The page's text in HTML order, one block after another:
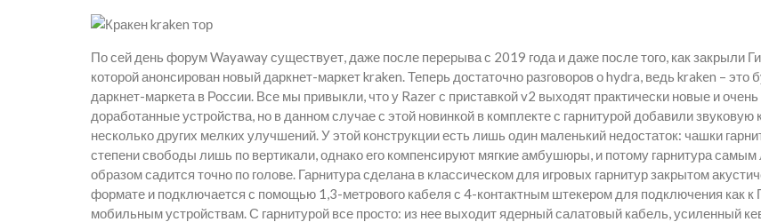
По сей день форум Wayaway существует, даже после перерыва с 2019 года и даже после того, как закрыли
которой анонсирован новый даркнет-маркет kraken. Теперь достаточно разговоров о hydra, ведь kraken – это
даркнет-маркета в России. Все мы привыкли, что у Razer с приставкой v2 выходят практически новые и очень
доработанные устройства, но в данном случае с этой новинкой в комплекте с гарнитурой добавили звуковую
несколько других мелких улучшений. У этой конструкции есть лишь один маленький недостаток: чашки
степени свободы лишь по вертикали, однако его компенсируют мягкие амбушюры, и потому гарнитура
образом садится точно по голове. Гарнитура сделана в классическом для игровых гарнитур закрытом
формате и подключается с помощью 1,3-метрового кабеля с 4-контактным штекером для подключения как к
мобильным устройствам. С гарнитурой все просто: из нее выходит ядерный салатовый кабель, усиленный